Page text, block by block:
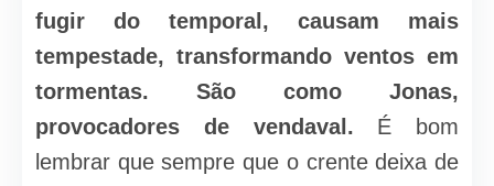
fugir do temporal, causam mais
tempestade, transformando ventos em
tormentas. São como Jonas,
provocadores de vendaval. É bom
lembrar que sempre que o crente deixa de